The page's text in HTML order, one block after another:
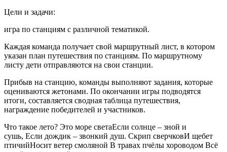
Цели и задачи:
игра по станциям с различной тематикой.
Каждая команда получает свой маршрутный лист, в котором
указан план путешествия по станциям. По маршрутному
листу дети отправляются на свои станции.
Прибыв на станцию, команды выполняют задания, которые
оцениваются жетонами. По окончании игры подводятся
итоги, составляется сводная таблица путешествия,
награждение победителей и участников.
Что такое лето? Это море светаЕсли солнце – зной и
сушь, Если дождик – звонкий душ. Скрип сверчковИ щебет
птичийНосит ветер смоляной В травах пчёлы хороводом Всё